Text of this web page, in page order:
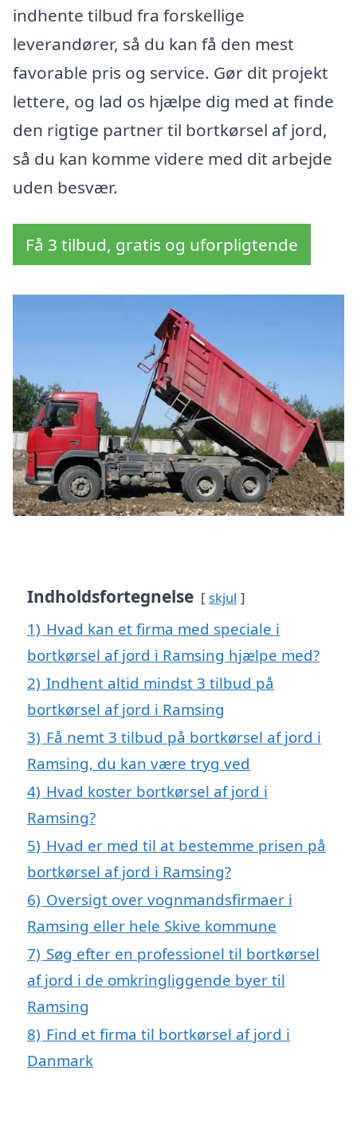
indhente tilbud fra forskellige
leverandører, så du kan få den mest
favorable pris og service. Gør dit projekt
lettere, og lad os hjælpe dig med at finde
den rigtige partner til bortkørsel af jord,
så du kan komme videre med dit arbejde
uden besvær.
Få 3 tilbud, gratis og uforpligtende
Indholdsfortegnelse skjul
1) Hvad kan et firma med speciale i
bortkørsel af jord i Ramsing hjælpe med?
2) Indhent altid mindst 3 tilbud på
bortkørsel af jord i Ramsing
3) Få nemt 3 tilbud på bortkørsel af jord i
Ramsing, du kan være tryg ved
4) Hvad koster bortkørsel af jord i
Ramsing?
5) Hvad er med til at bestemme prisen på
bortkørsel af jord i Ramsing?
6) Oversigt over vognmandsfirmaer i
Ramsing eller hele Skive kommune
7) Søg efter en professionel til bortkørsel
af jord i de omkringliggende byer til
Ramsing
8) Find et firma til bortkørsel af jord i
Danmark